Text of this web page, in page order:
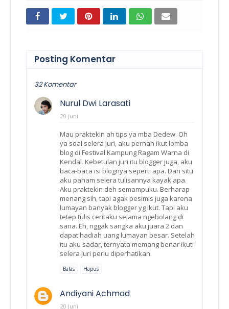
Posting Komentar
32 Komentar
Nurul Dwi Larasati
20 Juni
Mau praktekin ah tips ya mba Dedew. Oh
ya soal selera juri, aku pernah ikut lomba
blog di Festival Kampung Ragam Warna di
Kendal. Kebetulan juri itu blogger juga, aku
baca-baca isi blognya seperti apa. Dari situ
aku paham selera tulisannya kayak apa.
Aku praktekin deh semampuku. Berharap
menang sih, tapi agak pesimis juga karena
lumayan banyak blogger yg ikut. Tapi aku
tetep tulis ceritaku selama ngebolang di
sana. Eh, nggak sangka aku juara 2 dan
dapat hadiah uang lumayan besar. Setelah
itu aku sadar, ternyata memang benar ikuti
selera juri perlu diperhatikan.
Balas Hapus
Andiyani Achmad
20 Juni